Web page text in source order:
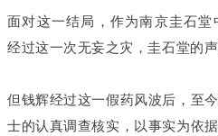
面对这一结局，作为南京圭石
经过这一次无妄之灾，圭石堂的
但钱辉经过这一假药风波后，至
士的认真调查核实，以事实为依